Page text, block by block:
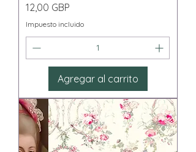
Precio
12,00 GBP
Impuesto incluido
Agregar al carrito